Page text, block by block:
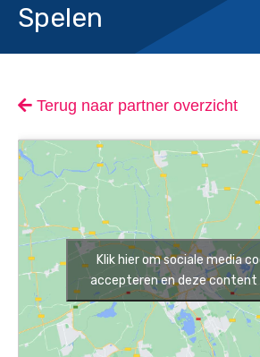
Spelen
Terug naar partner overzicht
Klik hier om sociale media
accepteren en deze